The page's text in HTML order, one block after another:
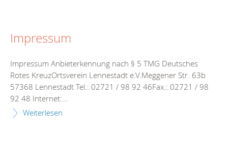
Impressum
Impressum Anbieterkennung nach § 5 TMG Deutsches
Rotes KreuzOrtsverein Lennestadt e.V.Meggener Str. 63b
57368 Lennestadt Tel.: 02721 / 98 92 46Fax.: 02721 / 98
92 48 Internet:...
Weiterlesen